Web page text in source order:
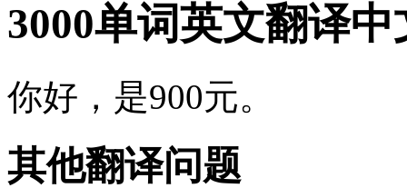
3000单词英文翻译
你好，是900元。
其他翻译问题